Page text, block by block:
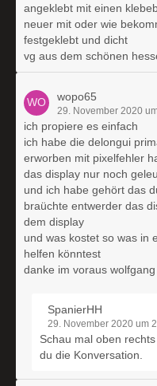
angeklebt mit einen
neuer mit oder wie
festgeklebt und dicht
vg aus dem schönen
wopo65
29. November 2020
ich propiere es einfach
ich habe die delongui
erworben mit pixelfehler
das display nur noch
und ich habe gehört das
braüchte entwerder das
dem display
und was kostet so was in
helfen könntest
danke im voraus wolfgang
SpanierHH
29. November 2020 um
Schau mal oben
du die Konversation.